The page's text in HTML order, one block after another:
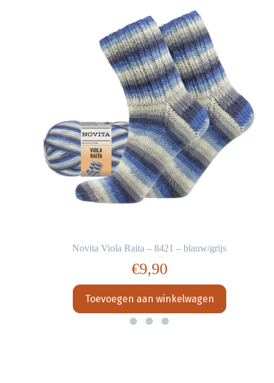
Novita Viola Raita – 8421 – blauw/grijs
€9,90
Toevoegen aan winkelwagen